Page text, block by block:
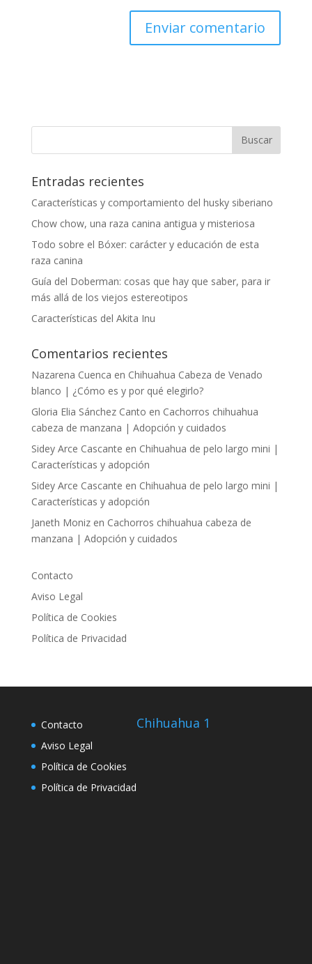
Entradas recientes
Características y comportamiento del husky siberiano
Chow chow, una raza canina antigua y misteriosa
Todo sobre el Bóxer: carácter y educación de esta
raza canina
Guía del Doberman: cosas que hay que saber, para ir
más allá de los viejos estereotipos
Características del Akita Inu
Comentarios recientes
Nazarena Cuenca en Chihuahua Cabeza de Venado
blanco | ¿Cómo es y por qué elegirlo?
Gloria Elia Sánchez Canto en Cachorros chihuahua
cabeza de manzana | Adopción y cuidados
Sidey Arce Cascante en Chihuahua de pelo largo mini |
Características y adopción
Sidey Arce Cascante en Chihuahua de pelo largo mini |
Características y adopción
Janeth Monizen Cachorros chihuahua cabeza de
manzana | Adopción y cuidados
Contacto
Aviso Legal
Política de Cookies
Política de Privacidad
Contacto
Aviso Legal
Política de Cookies
Política de Privacidad
Chihuahua 1